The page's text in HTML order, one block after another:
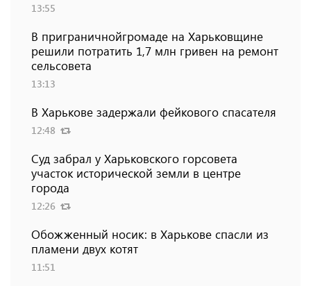
13:55
В приграничнойгромаде на Харьковщине
решили потратить 1,7 млн ​​гривен на ремонт
сельсовета
13:13
В Харькове задержали фейкового спасателя
12:48
Суд забрал у Харьковского горсовета
участок исторической земли в центре
города
12:26
Обожженный носик: в Харькове спасли из
пламени двух котят
11:51